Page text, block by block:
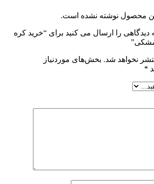
محصول نوشته نشده است.
دیدگاهی را ارسال می کنید برای “خرید کره
نخواهد شد. بخش‌های موردنیاز
*